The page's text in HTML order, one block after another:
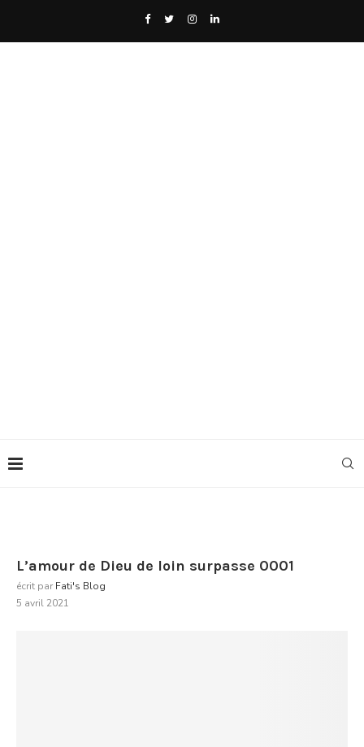
L’amour de Dieu de loin surpasse 0001
écrit par Fati's Blog
5 avril 2021